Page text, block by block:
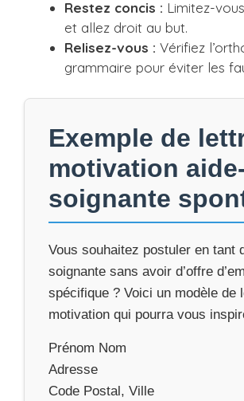
Restez concis : Limitez-
et allez droit au but.
Relisez-vous : Vérifiez
grammaire pour éviter les
Exemple de
motivation
soignante
Vous souhaitez postuler en tant
soignante sans avoir d’offre
spécifique ? Voici un modèle de
motivation qui pourra vous
Prénom Nom
Adresse
Code Postal, Ville